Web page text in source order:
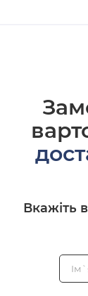
Вкажіть